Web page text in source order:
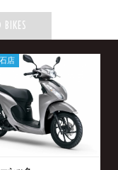
BIKES
店